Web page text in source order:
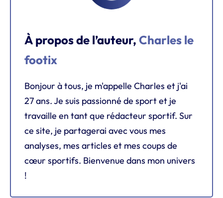
À propos de l’auteur, Charles le
footix
Bonjour à tous, je m'appelle Charles et j'ai
27 ans. Je suis passionné de sport et je
travaille en tant que rédacteur sportif. Sur
ce site, je partagerai avec vous mes
analyses, mes articles et mes coups de
cœur sportifs. Bienvenue dans mon univers
!